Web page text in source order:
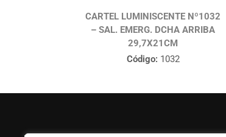
CARTEL LUMINISCENTE Nº1032
– SAL. EMERG. DCHA ARRIBA
29,7X21CM
Código: 1032